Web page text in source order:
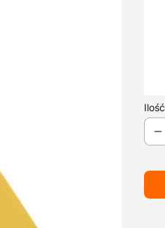
Ilość